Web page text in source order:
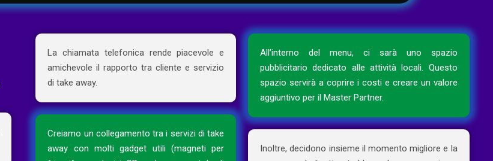
La chiamata telefonica rende piacevole e
amichevole il rapporto tra cliente e servizio
di take away.
Creiamo un collegamento tra i servizi di take
away con molti gadget utili (magneti per
All’interno del menu, ci sarà uno spazio
pubblicitario dedicato alle attività locali. Questo
spazio servirà a coprire i costi e creare un valore
aggiuntivo per il Master Partner.
Inoltre, decidono insieme il momento migliore e la